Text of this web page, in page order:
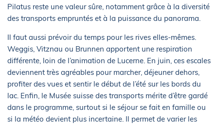
Pilatus reste une valeur sûre, notamment grâce à la diversité
des transports empruntés et à la puissance du panorama.
Il faut aussi prévoir du temps pour les rives elles-mêmes.
Weggis, Vitznau ou Brunnen apportent une respiration
différente, loin de l’animation de Lucerne. En juin, ces escales
deviennent très agréables pour marcher, déjeuner dehors,
profiter des vues et sentir le début de l’été sur les bords du
lac. Enfin, le Musée suisse des transports mérite d’être gardé
dans le programme, surtout si le séjour se fait en famille ou
si la météo devient plus incertaine. Il permet de varier les